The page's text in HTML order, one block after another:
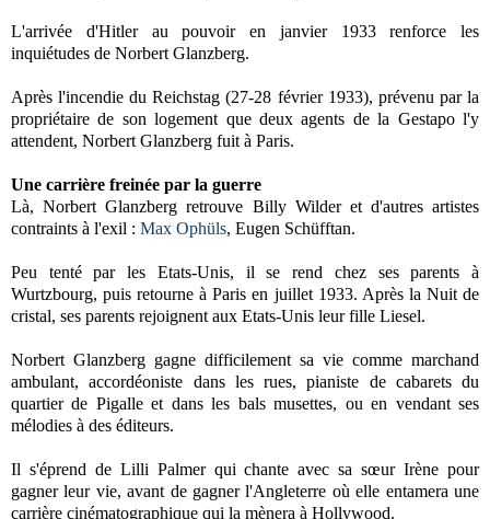
L'arrivée d'Hitler au pouvoir en janvier 1933 renforce les
inquiétudes de Norbert Glanzberg.
Après l'incendie du Reichstag (27-28 février 1933), prévenu par la
propriétaire de son logement que deux agents de la Gestapo l'y
attendent, Norbert Glanzberg fuit à Paris.
Une carrière freinée par la guerre
Là, Norbert Glanzberg retrouve Billy Wilder et d'autres artistes
contraints à l'exil : Max Ophüls, Eugen Schüfftan.
Peu tenté par les Etats-Unis, il se rend chez ses parents à
Wurtzbourg, puis retourne à Paris en juillet 1933. Après la Nuit de
cristal, ses parents rejoignent aux Etats-Unis leur fille Liesel.
Norbert Glanzberg gagne difficilement sa vie comme marchand
ambulant, accordéoniste dans les rues, pianiste de cabarets du
quartier de Pigalle et dans les bals musettes, ou en vendant ses
mélodies à des éditeurs.
Il s'éprend de Lilli Palmer qui chante avec sa sœur Irène pour
gagner leur vie, avant de gagner l'Angleterre où elle entamera une
carrière cinématographique qui la mènera à Hollywood.